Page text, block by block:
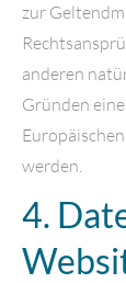
zur
anderen
Gründen
werden.
4.